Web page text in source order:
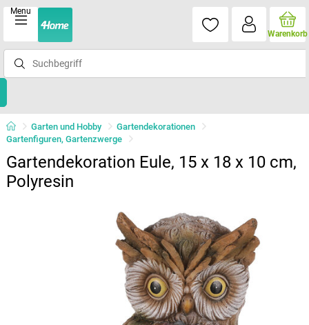
Menu
Warenkorb
Garten und Hobby
Gartendekorationen
Gartenfiguren, Gartenzwerge
Gartendekoration Eule, 15 x 18 x 10 cm,
Polyresin